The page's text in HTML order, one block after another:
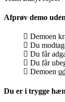
Afprøv demo
Demoen
Du
Du får
Du får
Demoen
Du er i trygge